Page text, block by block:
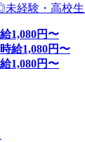
経験・高校生
1,080円〜
時給1,080円〜
1,080円〜